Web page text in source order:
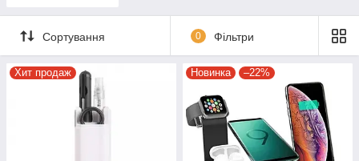
Сортування 0 Фільтри
Хит продаж Новинка –22%